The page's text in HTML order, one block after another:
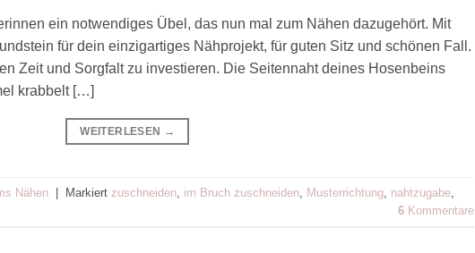
ein notwendiges Übel, das nun mal zum Nähen dazugehört. Mit
für dein einzigartiges Nähprojekt, für guten Sitz und schönen Fall.
Zeit und Sorgfalt zu investieren. Die Seitennaht deines Hosenbeins
krabbelt […]
WEITERLESEN →
Nähen | Markiert zuschneiden im Bruch zuschneiden Musterrichtung nahtzugabe
6Kommentare